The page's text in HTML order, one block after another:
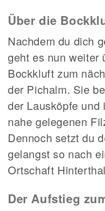
Über die
Nachdem du dich
geht es nun weiter
Bockkluft zum
der Pichalm. Sie
der Lausköpfe und
nahe gelegenen
Dennoch setzt du
gelangst so nach
Ortschaft
Der Aufstieg